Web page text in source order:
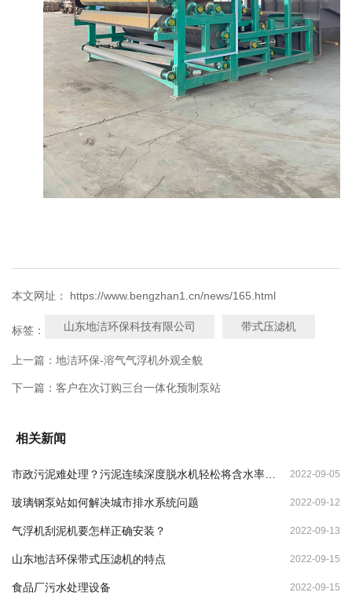
本文网址： https://www.bengzhan1.cn/news/165.html
标签： 山东地洁环保科技有限公司 带式压滤机
上一篇： 地洁环保-溶气气浮机外观全貌
下一篇： 客户在次订购三台一体化预制泵站
相关新闻
2022-09-05
市政污泥难处理？污泥连续深度脱水机轻松将含水率降
至70% 2022-09-12
玻璃钢泵站如何解决城市排水系统问题
2022-09-13
气浮机刮泥机要怎样正确安装？
2022-09-15
山东地洁环保带式压滤机的特点
2022-09-15
食品厂污水处理设备